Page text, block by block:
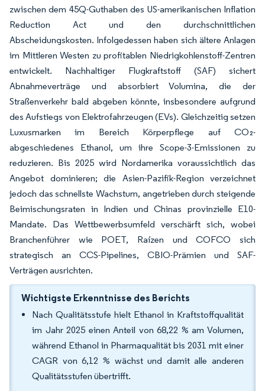
zwischen dem 45Q-Guthaben des US-amerikanischen Inflation
Reduction Act und den durchschnittlichen
Abscheidungskosten. Infolgedessen haben sich ältere Anlagen
im Mittleren Westen zu profitablen Niedrigkohlenstoff-Zentren
entwickelt. Nachhaltiger Flugkraftstoff (SAF) sichert
Abnahmeverträge und absorbiert Volumina, die der
Straßenverkehr bald abgeben könnte, insbesondere aufgrund
des Aufstiegs von Elektrofahrzeugen (EVs). Gleichzeitig setzen
Luxusmarken im Bereich Körperpflege auf CO₂-
abgeschiedenes Ethanol, um ihre Scope-3-Emissionen zu
reduzieren. Bis 2025 wird Nordamerika voraussichtlich das
Angebot dominieren; die Asien-Pazifik-Region verzeichnet
jedoch das schnellste Wachstum, angetrieben durch steigende
Beimischungsraten in Indien und Chinas provinzielle E10-
Mandate. Das Wettbewerbsumfeld verschärft sich, wobei
Branchenführer wie POET, Raízen und COFCO sich
strategisch an CCS-Pipelines, CBIO-Prämien und SAF-
Verträgen ausrichten.
Wichtigste Erkenntnisse des Berichts
Nach Qualitätsstufe hielt Ethanol in Kraftstoffqualität
im Jahr 2025 einen Anteil von 68,22 % am Volumen,
während Ethanol in Pharmaqualität bis 2031 mit einer
CAGR von 6,12 % wächst und damit alle anderen
Qualitätsstufen übertrifft.